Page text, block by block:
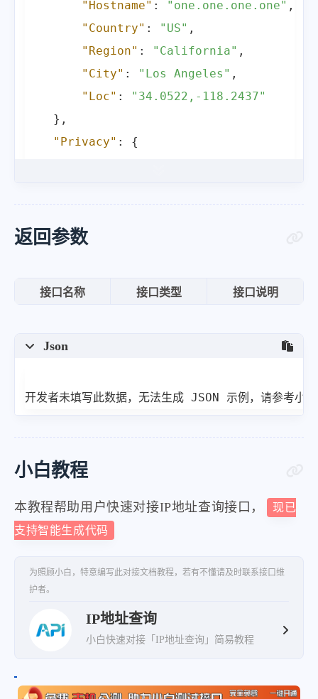
"Hostname" : "one.one.one.one" ,
"Country" : "US" ,
"Region" : "California" ,
"City" : "Los Angeles" ,
"Loc" :
"34.0522,-118.2437"
} ,
"Privacy" :
{
"Relay"
"Tips"
]
返回参数
接口名称 接口类型 接口说明
Json
开发者未填写此数据，无法生成 JSON 示例，请参考小
小白教程
本教程帮助用户快速对接IP地址查询接口，
现已
支持智能生成代码
为照顾小白，特意编写此对接文档教程，若有不懂请及时联系接口维
护者。
IP地址查询
小白快速对接「IP地址查询」简易教程